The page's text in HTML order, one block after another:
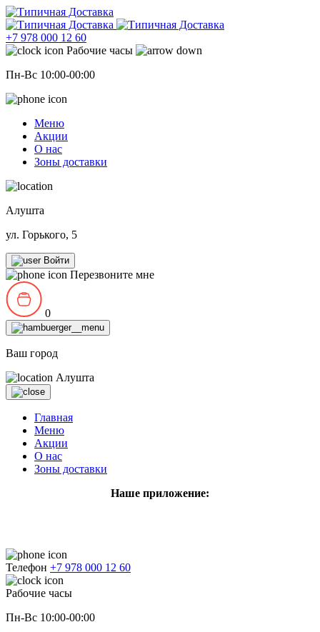
+7 978 000 12 60
Рабочие часы
Пн-Вс 10:00-00:00
Меню
Акции
О нас
Зоны доставки
Алушта
ул. Горького, 5
Войти
Перезвоните мне
0
Ваш город
Алушта
Главная
Меню
Акции
О нас
Зоны доставки
Наше приложение:
Телефон +7 978 000 12 60
Рабочие часы
Пн-Вс 10:00-00:00